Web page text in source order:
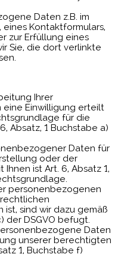
Daten z.B. im
eines Kontaktformulars,
zur Erfüllung eines
Sie, die dort verlinkte
Ihrer
Einwilligung erteilt
für die
Absatz, 1 Buchstabe a)
Daten für
oder der
ist Art. 6, Absatz 1,
personenbezogenen
sind wir dazu gemäß
der DSGVO befugt.
Daten
unserer berechtigten
1, Buchstabe f)